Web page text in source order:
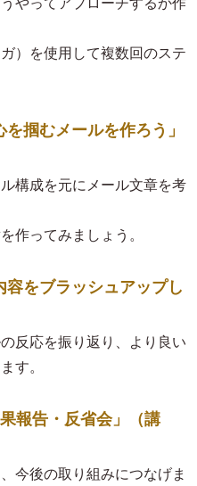
やってアプローチするか作
）を使用して複数回のステ
掴むメールを作ろう」
構成を元にメール文章を考
作ってみましょう。
をブラッシュアップし
反応を振り返り、より良い
す。
報告・反省会」（講
今後の取り組みにつなげま